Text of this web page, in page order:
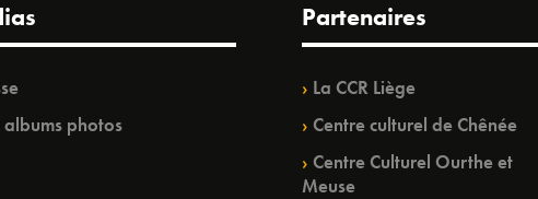
albums photos
Partenaires
La CCR Liège
Centre culturel de Chênée
Centre Culturel Ourthe et
Meuse